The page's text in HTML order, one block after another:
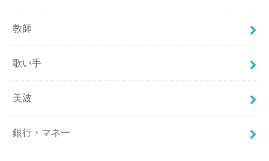
教師
歌い手
美波
銀行・マネー